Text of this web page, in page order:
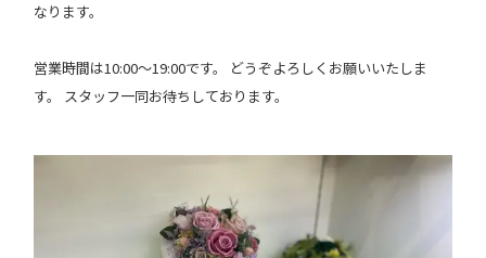
なります。
営業時間は10:00〜19:00です。 どうぞよろしくお願いいたしま
す。 スタッフ一同お待ちしております。